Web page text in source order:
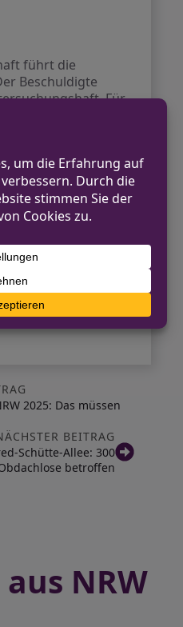
führt die
Beschuldigte
Für
und ihre Familien
Betreuung
in
sind.
2025: Das müssen
BEITRAG
Schütte-Allee: 300
betroffen
NRW